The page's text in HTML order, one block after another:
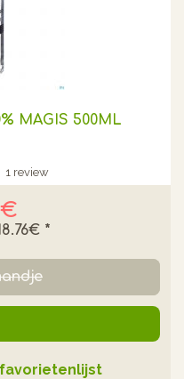
MAGIS 500ML
1 review
*